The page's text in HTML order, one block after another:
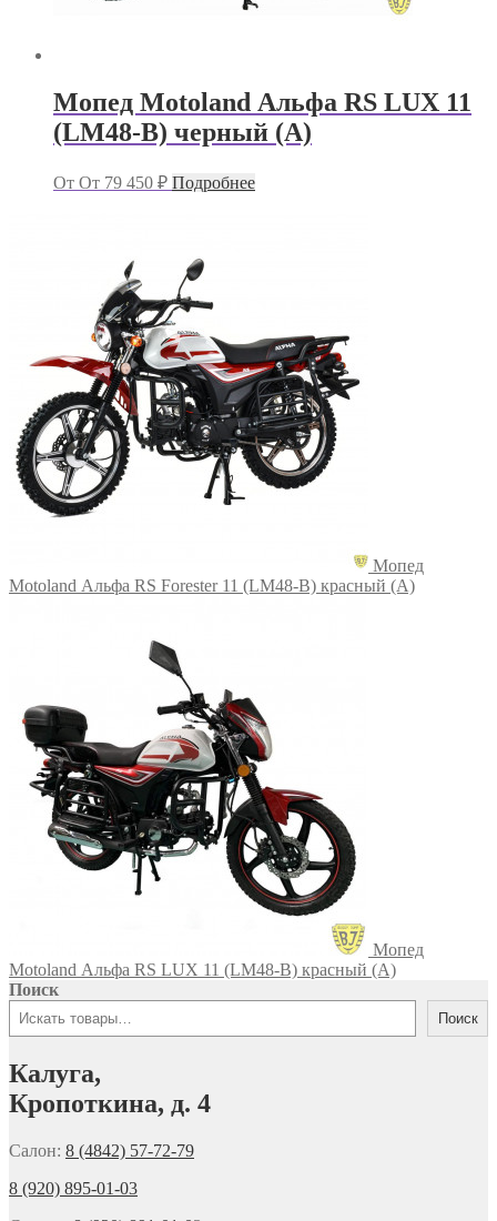
Мопед Motoland Альфа RS LUX 11
(LM48-B) черный (А)
От От 79 450 ₽ Подробнее
Мопед
Motoland Альфа RS Forester 11 (LM48-B) красный (A)
Мопед
Motoland Альфа RS LUX 11 (LM48-B) красный (А)
Поиск
Поиск
Калуга,
Кропоткина, д. 4
Салон: 8 (4842) 57-72-79
8 (920) 895-01-03